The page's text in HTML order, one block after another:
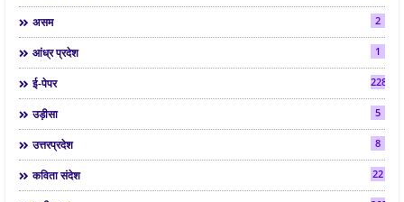
असम 2
आंध्र प्रदेश 1
ई-पेपर 2286
उड़ीसा 5
उत्तरप्रदेश 8
कविता संदेश 22